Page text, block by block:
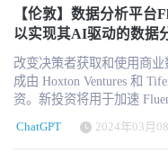
用户自定义的面部表情、
应情绪的能力。 与其他人工智能增强系统一样，VIP 也会利用您的
信息。但改变游戏规则的
力。 更专业的可能是这个使用案例： 人力资源专业人员与动画化身
对话，动画化身代表他们
查、纪律听证会、让他们申
令人兴奋的起步阶段，它们
间。有了 Tekst.com，我
Outlook，这是不可能实现
模型来处理电子邮件，可能要花费
合创始人兼执行主席
们的目标是让人工智能在
了一项出色的技术，能在
该公司的巨大潜力，相信
杂的过程，涉及高度技术
过程推动 OpenAI 成为像
Adaptive 平台抽象了微调
的产品的发布速度。为了
据和部署方面采用了创新方法。 "对齐是用户体验大型语
础，"Index Ventures合伙人
【伦敦】数据分析平台
以实现其AI驱动的数据
改变决策者获取和使用商
成由 Hoxton Ventures 和
资。新投资将用于加速
家由人工智能驱动的数据
单的英语直接向数据提出
ChatGPT 2024年03月